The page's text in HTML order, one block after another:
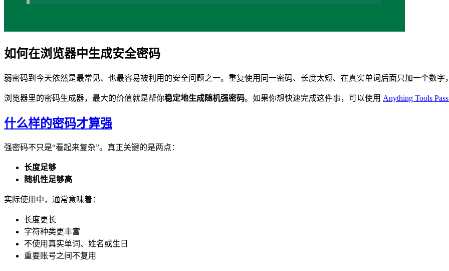
如何在浏览器中生成安全密码
弱密码到今天依然是最常见、也最容易被利用的安全问题之一。重复使用同一密码、长度太短、在真实单词后面只加一个数字
浏览器里的密码生成器，最大的价值就是帮你稳定地生成随机强密码。如果你想快速完成这件事，可以使用 Anything Tools
什么样的密码才算强
强密码不只是“看起来复杂”。真正关键的是两点：
长度足够
随机性足够高
实际使用中，通常意味着：
长度更长
字符种类更丰富
不使用真实单词、姓名或生日
重要账号之间不复用